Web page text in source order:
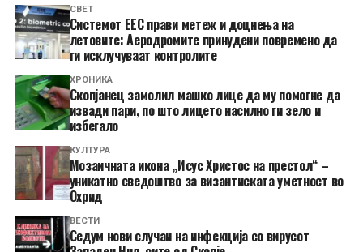
СВЕТ
Системот ЕЕС прави метеж и доцнења на
летовите: Аеродромите принудени повремено да
ги исклучуваат контролите
ХРОНИКА
Скопјанец замолил машко лице да му помогне да
извади пари, по што лицето насилно ги зело и
избегало
КУЛТУРА
Мозаичната икона „Исус Христос на престол“ –
уникатно сведоштво за византиската уметност во
Охрид
ВЕСТИ
Седум нови случаи на инфекција со вирусот